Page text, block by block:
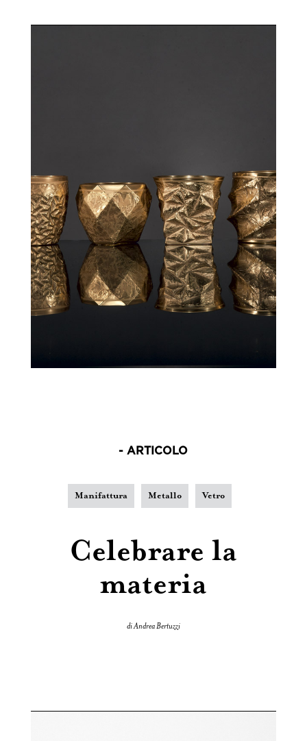
- ARTICOLO
Manifattura Metallo Vetro
Celebrare la
materia
di Andrea Bertuzzi